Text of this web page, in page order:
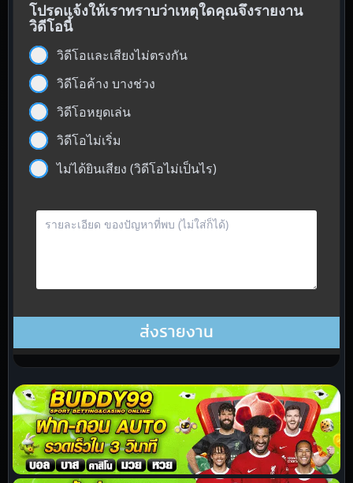
โปรดแจ้งให้เราทราบว่าเหตุใดคุณจึงรายงาน
วิดีโอนี้
วิดีโอและเสียงไม่ตรงกัน
วิดีโอค้าง บางช่วง
วิดีโอหยุดเล่น
วิดีโอไม่เริ่ม
ไม่ได้ยินเสียง (วิดีโอไม่เป็นไร)